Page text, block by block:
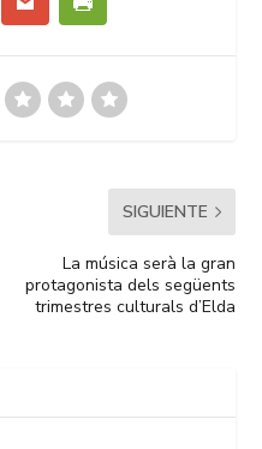
SIGUIENTE
La música serà la gran
protagonista dels següents
trimestres culturals d’Elda